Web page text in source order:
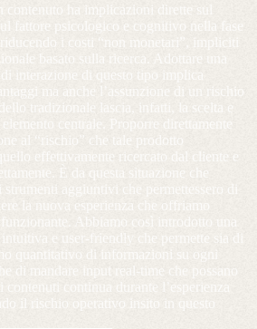
contenuto ha implicazioni dirette sul
fattore psicologico e cognitivo
nella fase
i costi “non monetari”, impliciti
basato sulla ricerca. Adottare una
interazione di questo tipo implica
ma anche l’assunzione di un rischio
tradizionale lascia, infatti, la scelta e
centrale. Proporre direttamente
al “rischio” che tale prodotto
effettivamente ricercato dal cliente e
È da questa situazione che
aggiuntivi che permettessero di
la nuova esperienza che offriamo
Abbiamo così introdotto una
e user-friendly che permette sia di
quantitativo di informazioni su ogni
di mandare input real-time che possano
contenuti continua durante l’esperienza
il rischio operativo insito in questo